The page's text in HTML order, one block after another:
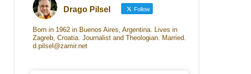
Drago Pilsel Follow
Born in 1962 in Buenos Aires, Argentina. Lives in
Zagreb, Croatia. Journalist and Theologian. Married.
d.pilsel@zamir.net